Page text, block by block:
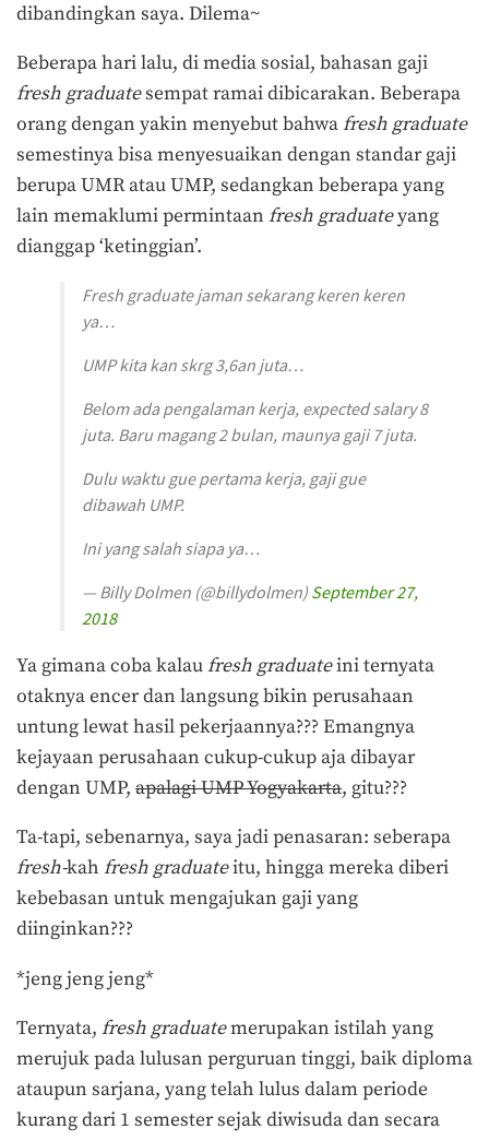
dibandingkan saya. Dilema~
Beberapa hari lalu, di media sosial, bahasan gaji
fresh graduatesempat ramai dibicarakan. Beberapa
orang dengan yakin menyebut bahwafresh graduate
semestinya bisa menyesuaikan dengan standar gaji
berupa UMR atau UMP, sedangkan beberapa yang
lain memaklumi permintaan fresh graduateyang
dianggap ‘ketinggian’.
Fresh graduate jaman sekarang keren keren
ya…
UMP kita kan skrg 3,6an juta…
Belom ada pengalaman kerja, expected salary 8
juta. Baru magang 2 bulan, maunya gaji 7 juta.
Dulu waktu gue pertama kerja, gaji gue
dibawah UMP.
Ini yang salah siapa ya…
— Billy Dolmen (@billydolmen) September 27,
2018
Ya gimana coba kalaufresh graduateini ternyata
otaknya encer dan langsung bikin perusahaan
untung lewat hasil pekerjaannya??? Emangnya
kejayaan perusahaan cukup-cukup aja dibayar
dengan UMP, apalagi UMP Yogyakarta, gitu???
Ta-tapi, sebenarnya, saya jadi penasaran: seberapa
fresh-kah fresh graduateitu, hingga mereka diberi
kebebasan untuk mengajukan gaji yang
diinginkan???
*jeng jeng jeng*
Ternyata, fresh graduatemerupakan istilah yang
merujuk pada lulusan perguruan tinggi, baik diploma
ataupun sarjana, yang telah lulus dalam periode
kurang dari 1 semester sejak diwisuda dan secara